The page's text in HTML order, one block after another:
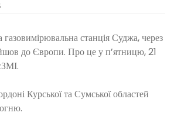
газовимірювальна станція Суджа, через
до Європи. Про це у п’ятницю, 21
Курської та Сумської областей